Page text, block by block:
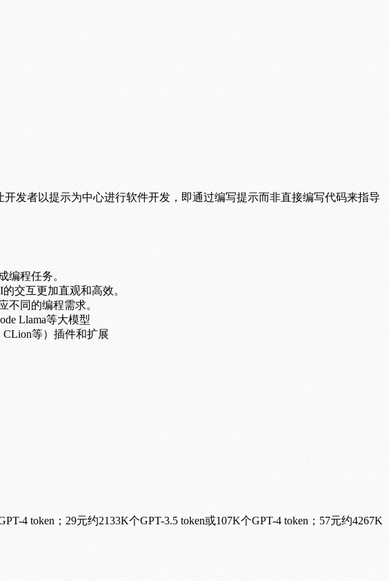
发者以提示为中心进行软件开发，即通过编写提示而非直接编写代码来指导
编程任务。
交互更加直观和高效。
不同的编程需求。
Llama等大模型
CLion等）插件和扩展
4 token；29元约2133K个GPT-3.5 token或107K个GPT-4 token；57元约4267K